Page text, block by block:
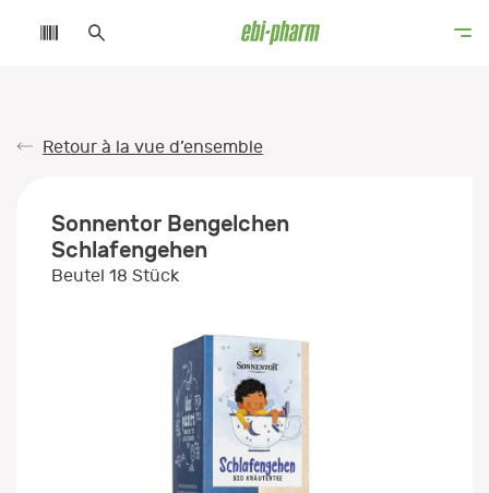
Retour à la vue d’ensemble
Sonnentor Bengelchen
Schlafengehen
Beutel 18 Stück